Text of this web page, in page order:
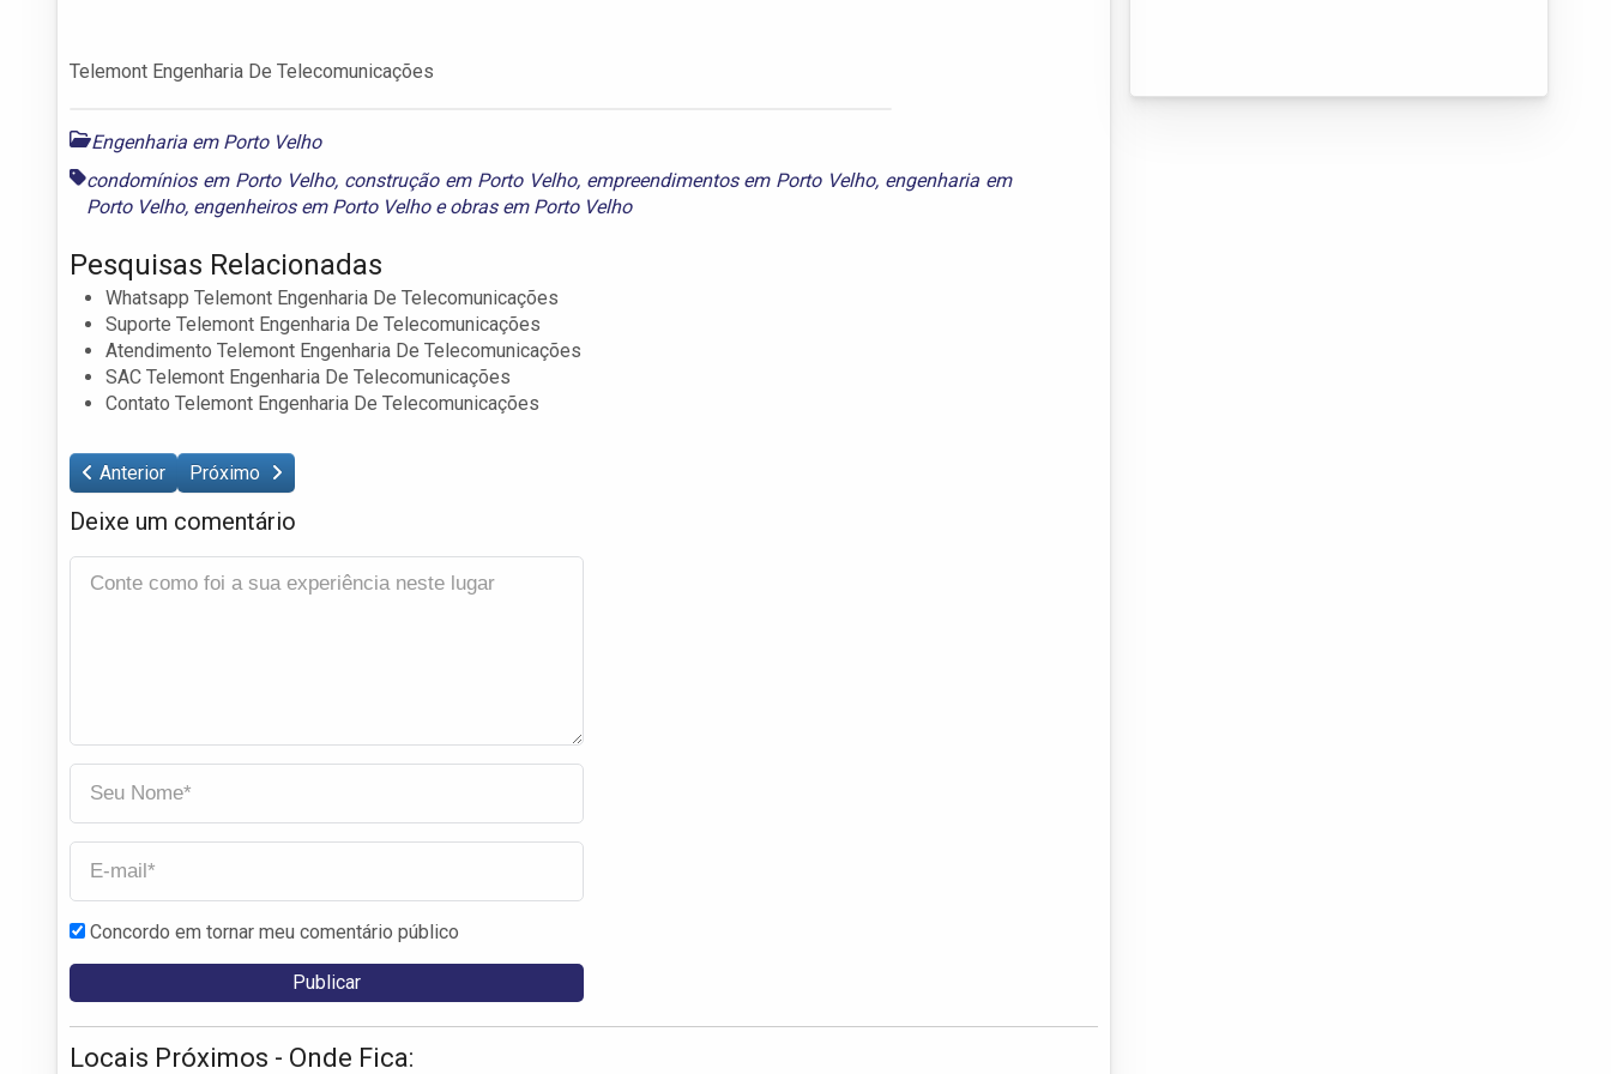
Telemont Engenharia De Telecomunicações
Engenharia em Porto Velho
condomínios em Porto Velho, construção em Porto Velho, empreendimentos em Porto Velho, engenharia em
Porto Velho, engenheiros em Porto Velhoeobras em Porto Velho
Pesquisas Relacionadas
Whatsapp Telemont Engenharia De Telecomunicações
Suporte Telemont Engenharia De Telecomunicações
Atendimento Telemont Engenharia De Telecomunicações
SAC Telemont Engenharia De Telecomunicações
Contato Telemont Engenharia De Telecomunicações
Anterior Próximo
Deixe um comentário
Concordo em tornar meu comentário público
Locais Próximos - Onde Fica: